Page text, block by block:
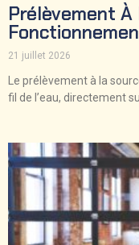
Prélèvement À
21 juillet 2026
Le prélèvement à la
fil de l’eau, directement